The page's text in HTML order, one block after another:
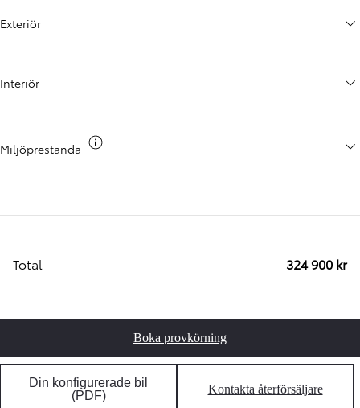
Exteriör
Interiör
Miljöprestanda
Total 324 900 kr
Boka provkörning
Din konfigurerade bil
(PDF)
Kontakta återförsäljare